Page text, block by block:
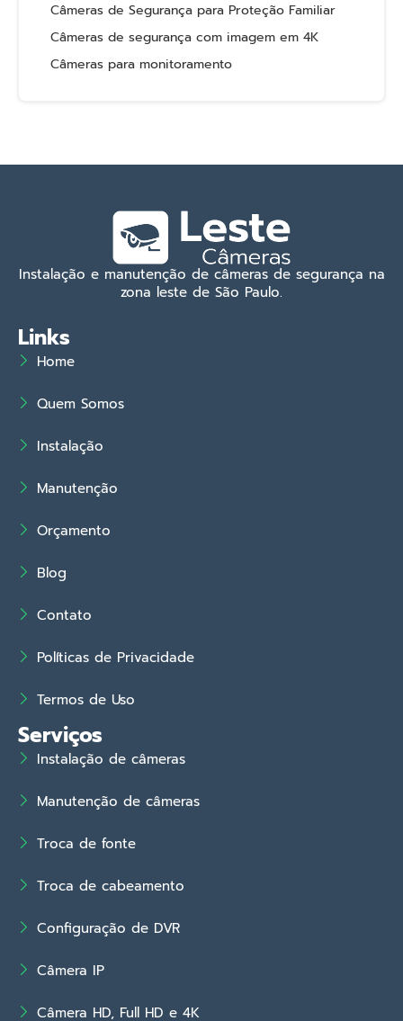
Câmeras de Segurança para Proteção Familiar
Câmeras de segurança com imagem em 4K
Câmeras para monitoramento
Instalação e manutenção de câmeras de segurança na
zona leste de São Paulo.
Links
Home
Quem Somos
Instalação
Manutenção
Orçamento
Blog
Contato
Políticas de Privacidade
Termos de Uso
Serviços
Instalação de câmeras
Manutenção de câmeras
Troca de fonte
Troca de cabeamento
Configuração de DVR
Câmera IP
Câmera HD, Full HD e 4K